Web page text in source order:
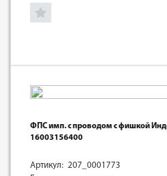
ФПС имп. с проводом с фишкой
16003156400
Артикул: 207_0001773